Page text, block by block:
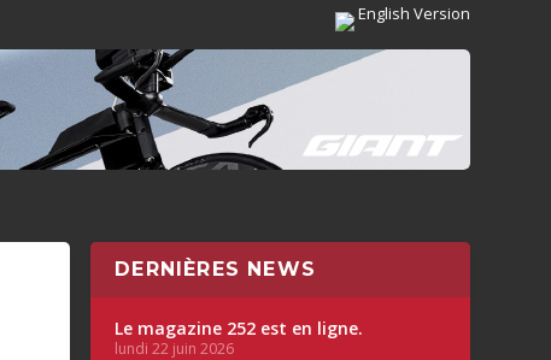
English Version
DERNIÈRES NEWS
Le magazine 252 est en ligne.
lundi 22 juin 2026